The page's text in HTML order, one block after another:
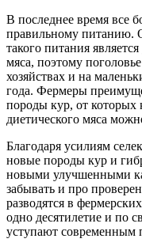
В последнее время все
правильному питанию.
такого питания
мяса, поэтому
хозяйствах и на
года. Фермеры
породы кур, от которых
диетического мяса
Благодаря усилиям
новые породы кур и
новыми улучшенными
забывать и про
разводятся в
одно десятилетие и по
уступают современным